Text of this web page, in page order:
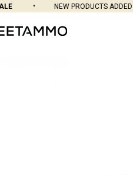
NEW PRODUCTS ADDED